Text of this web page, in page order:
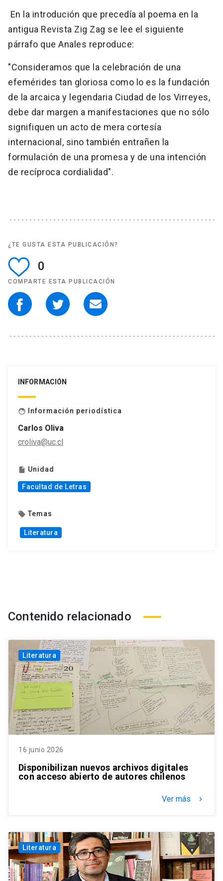
En la introdución que precedía al poema en la
antigua Revista Zig Zag se lee el siguiente
párrafo que Anales reproduce:
"Consideramos que la celebración de una
efemérides tan gloriosa como lo es la fundación
de la arcaica y legendaria Ciudad de los Virreyes,
debe dar margen a manifestaciones que no sólo
signifiquen un acto de mera cortesía
internacional, sino también entrañen la
formulación de una promesa y de una intención
de recíproca cordialidad".
¿TE GUSTA ESTA PUBLICACIÓN?
0
COMPARTE ESTA PUBLICACIÓN
INFORMACIÓN
face Información periodística
Carlos Oliva
croliva@uc.cl
insert_drive_file Unidad
Facultad de Letras
local_offer Temas
Literatura
Contenido relacionado
Literatura
16 junio 2026
Disponibilizan nuevos archivos digitales
con acceso abierto de autores chilenos
Ver más keyboard_arrow_right
Literatura